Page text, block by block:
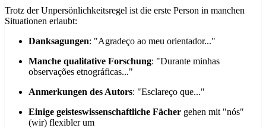
Trotz der Unpersönlichkeitsregel ist die erste Person in manchen
Situationen erlaubt:
Danksagungen: "Agradeço ao meu orientador..."
Manche qualitative Forschung: "Durante minhas
observações etnográficas..."
Anmerkungen des Autors: "Esclareço que..."
Einige geisteswissenschaftliche Fächer gehen mit "nós"
(wir) flexibler um